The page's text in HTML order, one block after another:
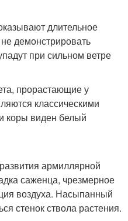
длительное
демонстрировать
при сильном ветре
прорастающие у
классическими
коры виден белый
армиллярной
саженца, чрезмерное
воздуха. Насыпанный
стенок ствола растения.